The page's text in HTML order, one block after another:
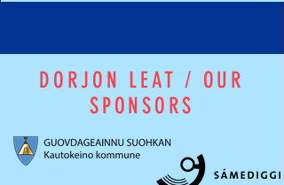
DORJON LEAT / OUR
SPONSORS